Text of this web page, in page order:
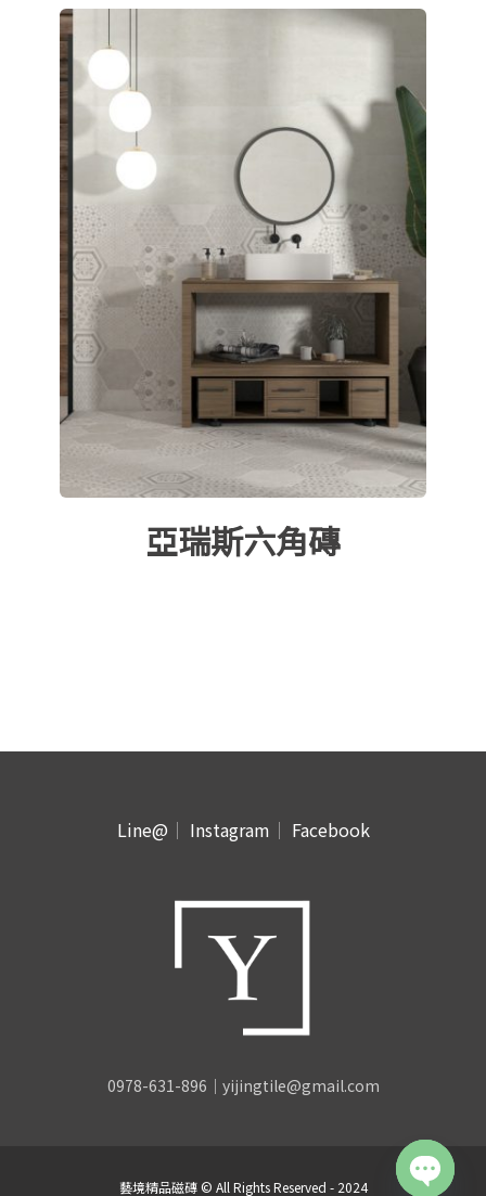
亞瑞斯六角磚
Line@ ｜ Instagram ｜ Facebook
0978-631-896｜yijingtile@gmail.com
藝境精品磁磚 © All Rights Reserved - 2024